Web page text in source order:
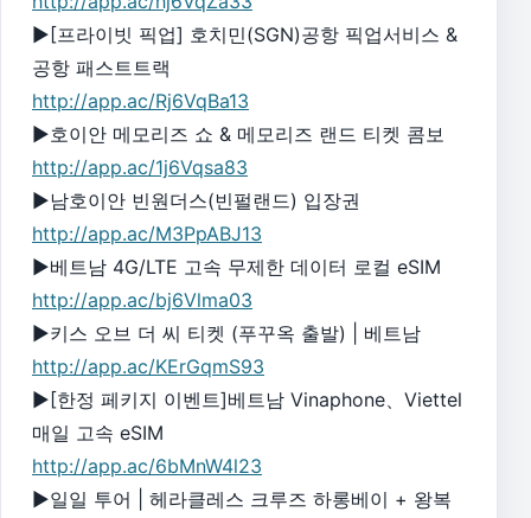
▶[프라이빗 픽업] 호치민(SGN)공항 픽업서비스 &
공항 패스트트랙
http://app.ac/Rj6VqBa13
▶호이안 메모리즈 쇼 & 메모리즈 랜드 티켓 콤보
http://app.ac/1j6Vqsa83
▶남호이안 빈원더스(빈펄랜드) 입장권
http://app.ac/M3PpABJ13
▶베트남 4G/LTE 고속 무제한 데이터 로컬 eSIM
http://app.ac/bj6Vlma03
▶키스 오브 더 씨 티켓 (푸꾸옥 출발) | 베트남
http://app.ac/KErGqmS93
▶[한정 페키지 이벤트]베트남 Vinaphone、Viettel
매일 고속 eSIM
http://app.ac/6bMnW4l23
▶일일 투어 | 헤라클레스 크루즈 하롱베이 + 왕복